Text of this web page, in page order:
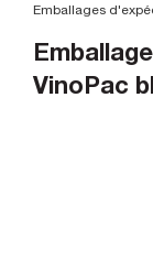
Emballages
VinoPac